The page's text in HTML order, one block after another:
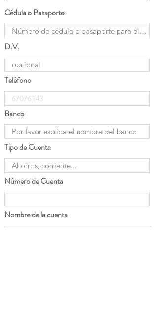
Cédula o Pasaporte
D.V.
Teléfono
Banco
Tipo de Cuenta
Número de Cuenta
Nombre de la cuenta